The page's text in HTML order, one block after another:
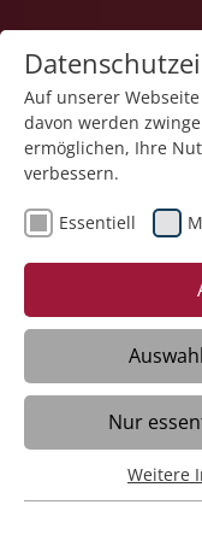
Care-Catering
Auf unserer
davon werden
ermöglichen, Ihre
verbessern.
Essentiell
Nur
Essentiell
Essentielle
Weitere